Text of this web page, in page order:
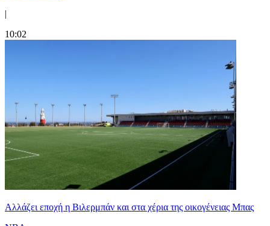
|
10:02
Aλλάζει εποχή η Βιλερμπάν και στα χέρια της οικογένειας Μπας